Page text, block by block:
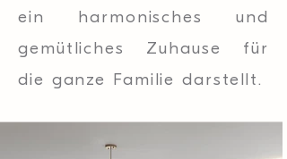
ein harmonisches und
gemütliches Zuhause für
die ganze Familie darstellt.